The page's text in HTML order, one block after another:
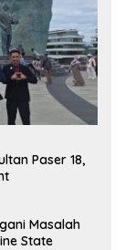
Paser 18,
Masalah
State